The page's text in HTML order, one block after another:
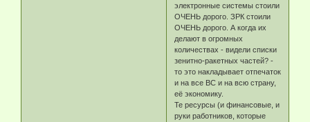
электронные системы стоили
ОЧЕНЬ дорого. ЗРК стоили
ОЧЕНЬ дорого. А когда их
делают в огромных
количествах - видели списки
зенитно-ракетных частей? -
то это накладывает отпечаток
и на все ВС и на всю страну,
её экономику.
Те ресурсы (и финансовые, и
руки работников, которые